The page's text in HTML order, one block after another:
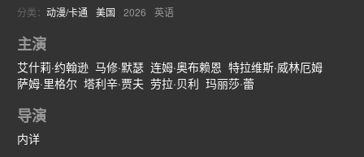
分类： 动漫/卡通 美国 2026 英语
主演
艾什莉·约翰逊 马修·默瑟 连姆·奥布赖恩 特拉维斯·威林厄姆
萨姆·里格尔 塔利辛·贾夫 劳拉·贝利 玛丽莎·蕾
导演
内详